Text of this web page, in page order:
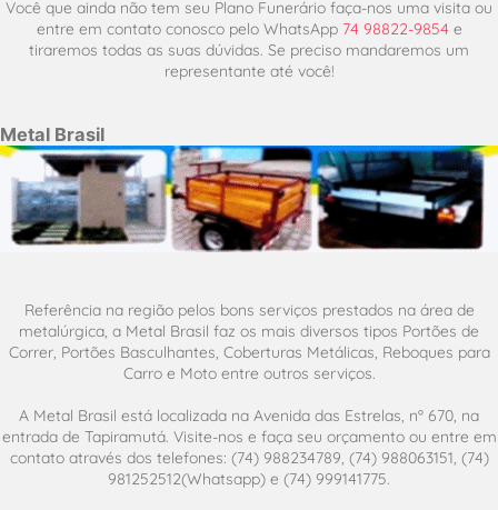
Você que ainda não tem seu Plano Funerário faça-nos uma visita ou
entre em contato conosco pelo WhatsApp 74 98822-9854 e
tiraremos todas as suas dúvidas. Se preciso mandaremos um
representante até você!
Metal Brasil
Referência na região pelos bons serviços prestados na área de
metalúrgica, a Metal Brasil faz os mais diversos tipos Portões de
Correr, Portões Basculhantes, Coberturas Metálicas, Reboques para
Carro e Moto entre outros serviços.
A Metal Brasil está localizada na Avenida das Estrelas, nº 670, na
entrada de Tapiramutá. Visite-nos e faça seu orçamento ou entre em
contato através dos telefones: (74) 988234789, (74) 988063151, (74)
981252512(Whatsapp) e (74) 999141775.